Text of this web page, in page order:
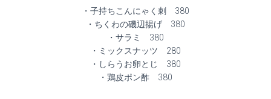
・子持ちこんにゃく刺 380
・ちくわの磯辺揚げ 380
・サラミ 380
・ミックスナッツ 280
・しらうお卵とじ 380
・鶏皮ポン酢 380